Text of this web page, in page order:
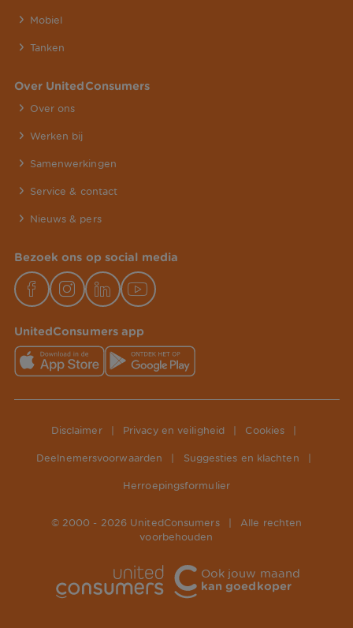
Mobiel
Tanken
Over UnitedConsumers
Over ons
Werken bij
Samenwerkingen
Service & contact
Nieuws & pers
Bezoek ons op social media
UnitedConsumers app
Disclaimer Privacy en veiligheid Cookies
Deelnemersvoorwaarden Suggesties en klachten
Herroepingsformulier
© 2000 - 2026 UnitedConsumers
Alle rechten
voorbehouden
Ook jouw maand
kan goedkoper